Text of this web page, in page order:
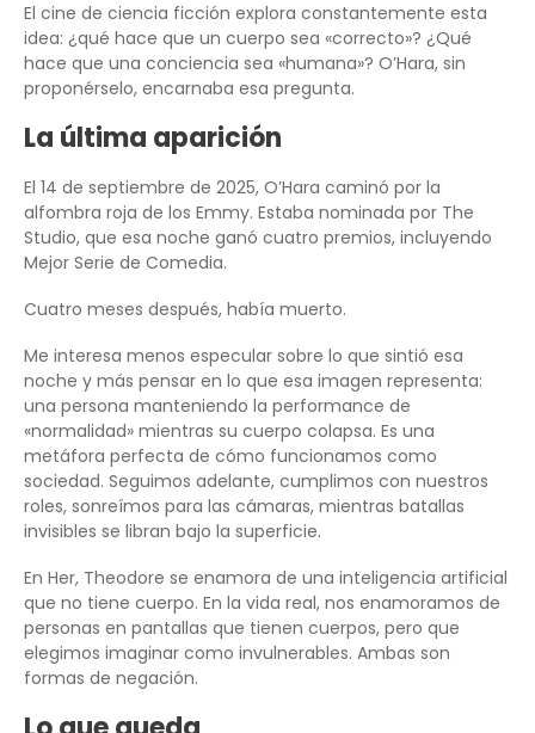
El cine de ciencia ficción explora constantemente esta
idea: ¿qué hace que un cuerpo sea «correcto»? ¿Qué
hace que una conciencia sea «humana»? O’Hara, sin
proponérselo, encarnaba esa pregunta.
La última aparición
El 14 de septiembre de 2025, O’Hara caminó por la
alfombra roja de los Emmy. Estaba nominada por The
Studio, que esa noche ganó cuatro premios, incluyendo
Mejor Serie de Comedia.
Cuatro meses después, había muerto.
Me interesa menos especular sobre lo que sintió esa
noche y más pensar en lo que esa imagen representa:
una persona manteniendo la performance de
«normalidad» mientras su cuerpo colapsa. Es una
metáfora perfecta de cómo funcionamos como
sociedad. Seguimos adelante, cumplimos con nuestros
roles, sonreímos para las cámaras, mientras batallas
invisibles se libran bajo la superficie.
En Her, Theodore se enamora de una inteligencia artificial
que no tiene cuerpo. En la vida real, nos enamoramos de
personas en pantallas que tienen cuerpos, pero que
elegimos imaginar como invulnerables. Ambas son
formas de negación.